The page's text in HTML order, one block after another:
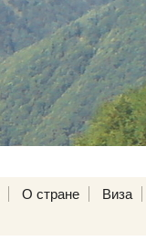
О стране
Виза